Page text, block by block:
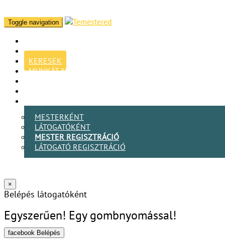
Toggle navigation
KERESEK
MUNKÁT ADOK
MESTERKÉNT
LÁTOGATÓKÉNT
MESTER REGISZTRÁCIÓ
LÁTOGATÓ REGISZTRÁCIÓ
×
Belépés látogatóként
Egyszerűen! Egy gombnyomással!
facebook Belépés